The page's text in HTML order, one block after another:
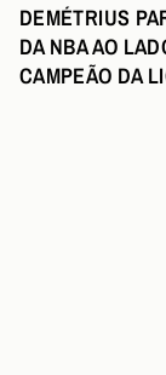
DEMÉTRIUS
DA NBA AO
CAMPEÃO DA